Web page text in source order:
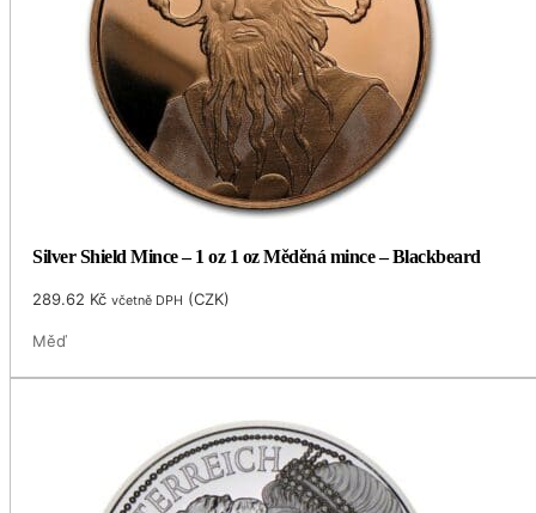
Silver Shield Mince – 1 oz 1 oz Měděná mince – Blackbeard
289.62 Kč včetně DPH (CZK)
Měď